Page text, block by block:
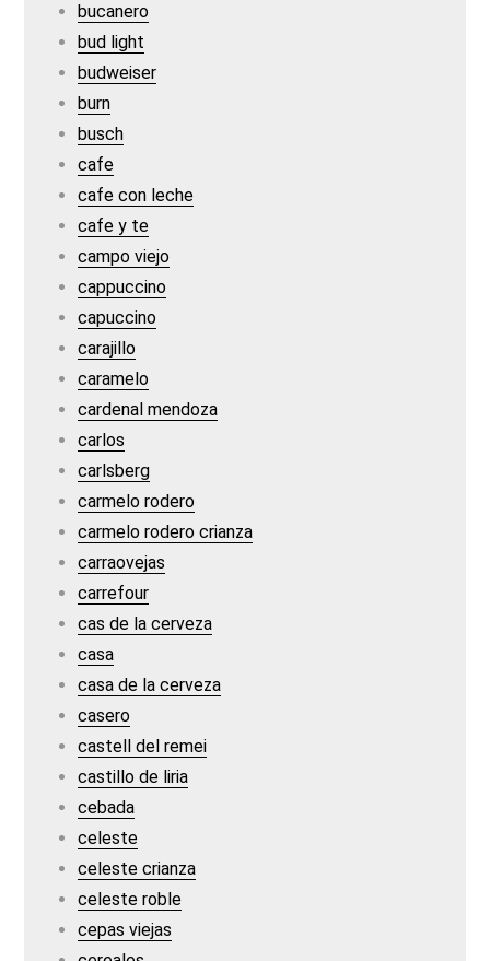
bucanero
bud light
budweiser
burn
busch
cafe
cafe con leche
cafe y te
campo viejo
cappuccino
capuccino
carajillo
caramelo
cardenal mendoza
carlos
carlsberg
carmelo rodero
carmelo rodero crianza
carraovejas
carrefour
cas de la cerveza
casa
casa de la cerveza
casero
castell del remei
castillo de liria
cebada
celeste
celeste crianza
celeste roble
cepas viejas